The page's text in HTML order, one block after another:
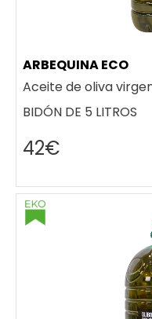
ARBEQUINA ECO
Aceite de oliva
BIDÓN DE 5 LITROS
42€